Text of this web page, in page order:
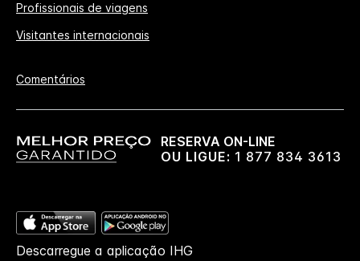
Profissionais de viagens
Visitantes internacionais
Comentários
RESERVA ON-LINE
OU LIGUE: 1 877 834 3613
Descarregue a aplicação IHG